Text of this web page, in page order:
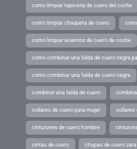
como limpiar tapiceria de cuero del coche
como limpiar chaqueta de cuero
como limpiar asientos de cuero de coche
como combinar una falda de cuero negra
como combinar una falda de cuero negra
combinar una falda de cuero
collares de cuero para mujer collares
cinturones de cuero hombre
cintas de cuero chupas de cuero zara